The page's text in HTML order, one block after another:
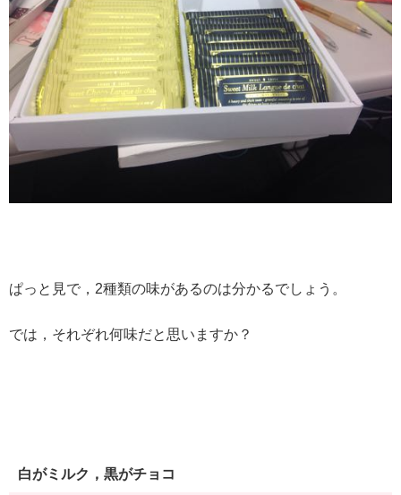
ぱっと見で，2種類の味があるのは分かるでしょう。
では，それぞれ何味だと思いますか？
白がミルク，黒がチョコ